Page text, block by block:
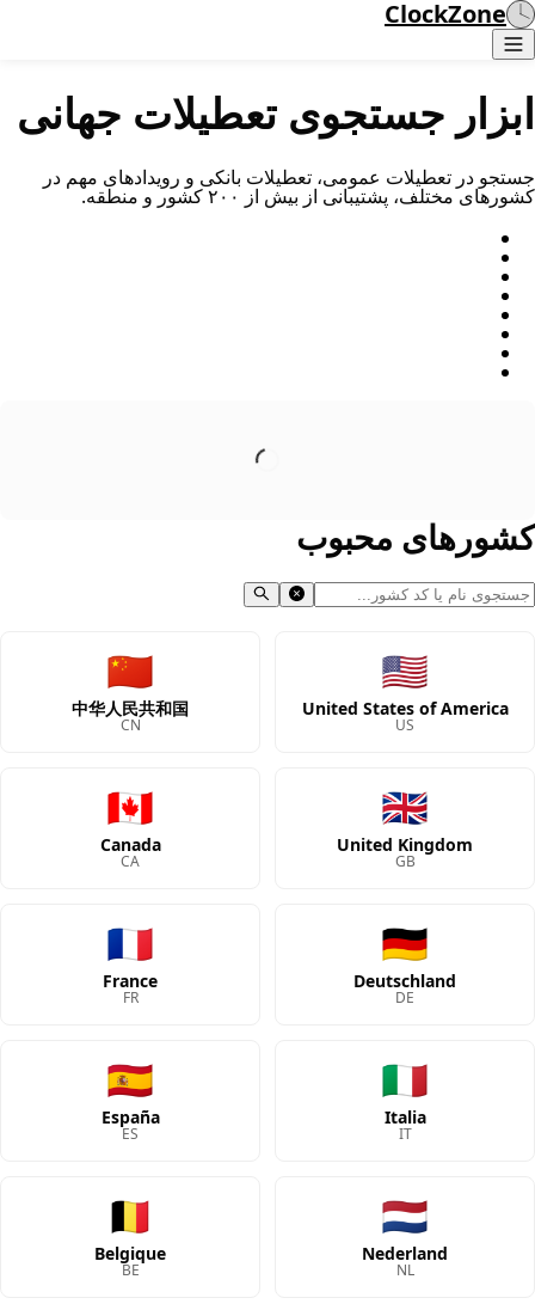
ClockZone
ابزار جستجوی تعطیلات جهانی
جستجو در تعطیلات عمومی، تعطیلات بانکی و رویدادهای مهم در
کشورهای مختلف، پشتیبانی از بیش از ۲۰۰ کشور و منطقه.
کشورهای محبوب
🇺🇸
United States of America
US
🇨🇳
中华人民共和国
CN
🇬🇧
United Kingdom
GB
🇨🇦
Canada
CA
🇩🇪
Deutschland
DE
🇫🇷
France
FR
🇮🇹
Italia
IT
🇪🇸
España
ES
🇳🇱
Nederland
NL
🇧🇪
Belgique
BE